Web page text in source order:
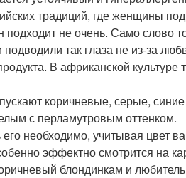
традиций, где женщины
не очень. Само слово
так глаза не из-за
В африканской культуре
коричневые, серые,
с перламутровым оттенком.
необходимо, учитывая цвет
эффектно смотрится на
блондинкам и